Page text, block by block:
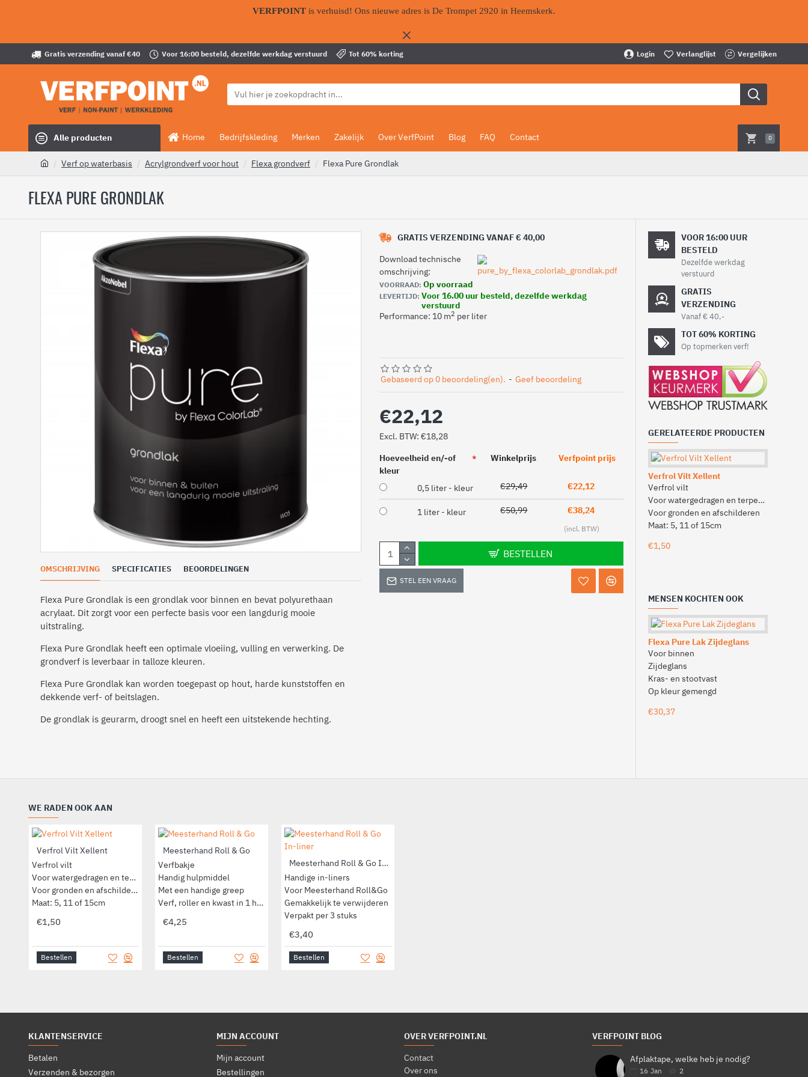
VERFPOINT is verhuisd! Ons nieuwe adres is De Trompet 2920 in Heemskerk.
Gratis verzending vanaf €40 Voor 16:00 besteld, dezelfde werkdag verstuurd Tot 60% korting Login Verlanglijst Vergelijken
Alle producten Home Bedrijfskleding Merken Zakelijk Over VerfPoint Blog FAQ Contact 0
Verf op waterbasis Acrylgrondverf voor hout Flexa grondverf Flexa Pure Grondlak
FLEXA PURE GRONDLAK
OMSCHRIJVING SPECIFICATIES BEOORDELINGEN
Flexa Pure Grondlak is een grondlak voor binnen en bevat polyurethaan
acrylaat. Dit zorgt voor een perfecte basis voor een langdurig mooie
uitstraling.
Flexa Pure Grondlak heeft een optimale vloeiing, vulling en verwerking. De
grondverf is leverbaar in talloze kleuren.
Flexa Pure Grondlak kan worden toegepast op hout, harde kunststoffen en
dekkende verf- of beitslagen.
De grondlak is geurarm, droogt snel en heeft een uitstekende hechting.
GRATIS VERZENDING VANAF € 40,00
Download technische
omschrijving:
VOORRAAD: Op voorraad
LEVERTIJD: Voor 16.00 uur besteld, dezelfde werkdag
verstuurd
Performance: 10 m2 per liter
Gebaseerd op 0 beoordeling(en). - Geef beoordeling
€22,12
Excl. BTW: €18,28
Hoeveelheid en/-of
kleur
Winkelprijs Verfpoint prijs
€29,49 €22,12
0,5 liter - kleur
€50,99 €38,24
1 liter - kleur
BESTELLEN
STEL EEN VRAAG
VOOR 16:00 UUR
BESTELD
Dezelfde werkdag
verstuurd
GRATIS
VERZENDING
Vanaf € 40,-
TOT 60% KORTING
Op topmerken verf!
GERELATEERDE PRODUCTEN
Verfrol Vilt Xellent
Verfrol vilt
Voor watergedragen en terpentine
Voor gronden en afschilderen
Maat: 5, 11 of 15cm
€1,50
MENSEN KOCHTEN OOK
Flexa Pure Lak Zijdeglans
Voor binnen
Zijdeglans
Kras- en stootvast
Op kleur gemengd
€30,37
WE RADEN OOK AAN
Verfrol Vilt Xellent
Verfrol vilt
Voor watergedragen en terpentine
Voor gronden en afschilderen
Maat: 5, 11 of 15cm
€1,50
Bestellen
Meesterhand Roll & Go
Verfbakje
Handig hulpmiddel
Met een handige greep
Verf, roller en kwast in 1 hand
€4,25
Bestellen
Meesterhand Roll & Go In-liner
Handige in-liners
Voor Meesterhand Roll&Go
Gemakkelijk te verwijderen
Verpakt per 3 stuks
€3,40
Bestellen
KLANTENSERVICE
Betalen
Verzenden & bezorgen
MIJN ACCOUNT
Mijn account
Bestellingen
OVER VERFPOINT.NL
Contact
Over ons
VERFPOINT BLOG
Afplaktape, welke heb je nodig?
16 Jan 2